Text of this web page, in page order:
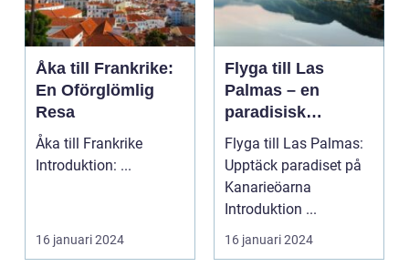
Åka till Frankrike:
En Oförglömlig
Resa
Åka till Frankrike
Introduktion: ...
16 januari 2024
Flyga till Las
Palmas – en
paradisisk
destination
Flyga till Las Palmas:
Upptäck paradiset på
Kanarieöarna
Introduktion ...
16 januari 2024